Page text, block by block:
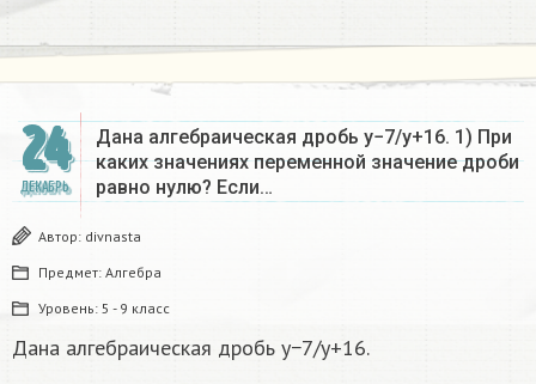
24
ДЕКАБРЬ
Дана алгебраическая дробь y−7/y+16. 1) При
каких значениях переменной значение дроби
равно нулю? Если…
Автор: divnasta
Предмет: Алгебра
Уровень: 5 - 9 класс
Дана алгебраическая дробь y−7/y+16.